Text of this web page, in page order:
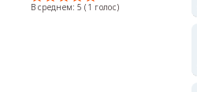
В среднем: 5 ( 1 голос)